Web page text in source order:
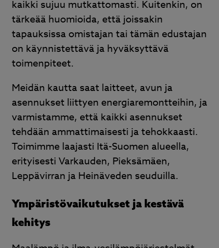
kaikki sujuu mutkattomasti. Kuitenkin, on
tärkeää huomioida, että joissakin
tapauksissa omistajan tai tämän edustajan
on käynnistettävä ja hyväksyttävä
toimenpiteet.
Meidän kautta saat laitteet, avun ja
asennukset liittyen energiaremontteihin, ja
varmistamme, että kaikki asennukset
tehdään ammattimaisesti ja tehokkaasti.
Toimimme laajasti Itä-Suomen alueella,
erityisesti Varkauden, Pieksämäen,
Leppävirran ja Heinäveden seuduilla.
Ympäristövaikutukset ja kestävä
kehitys